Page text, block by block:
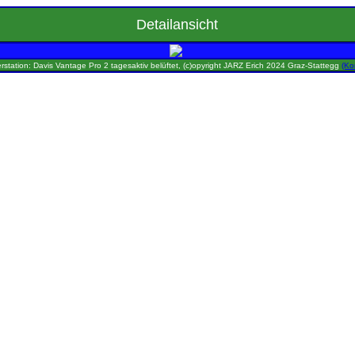
Detailansicht
Davis Vantage Pro 2 tagesaktiv belüftet, (c)opyright JARZ Erich 2024 Graz-Stattegg